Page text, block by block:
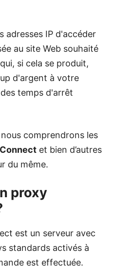
adresses IP d'accéder
au site Web souhaité
si cela se produit,
d'argent à votre
temps d'arrêt
comprendrons les
et bien d’autres
du même.
proxy
est un serveur avec
standards activés à
est effectuée.